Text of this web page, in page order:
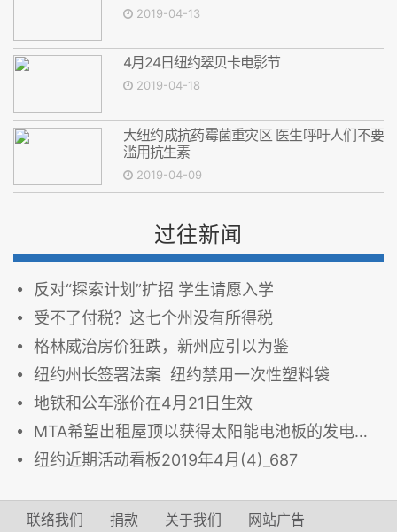
2019-04-13
4月24日纽约翠贝卡电影节
2019-04-18
大纽约成抗药霉菌重灾区 医生呼吁人们不要
滥用抗生素
2019-04-09
过往新闻
反对“探索计划”扩招 学生请愿入学
受不了付税？这七个州没有所得税
格林威治房价狂跌，新州应引以为鉴
纽约州长签署法案 纽约禁用一次性塑料袋
地铁和公车涨价在4月21日生效
MTA希望出租屋顶以获得太阳能电池板的发电利润
纽约近期活动看板2019年4月(4)_687
联络我们 捐款 关于我们 网站广告